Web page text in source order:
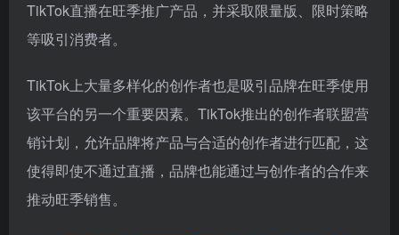
TikTok直播在旺季推广产品，并采取限量版、限时策略
等吸引消费者。
TikTok上大量多样化的创作者也是吸引品牌在旺季使用
该平台的另一个重要因素。TikTok推出的创作者联盟营
销计划，允许品牌将产品与合适的创作者进行匹配，这
使得即使不通过直播，品牌也能通过与创作者的合作来
推动旺季销售。